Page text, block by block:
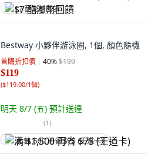
$7 酷澎幣回饋
Bestway 小夥伴游泳圈, 1個, 顏色隨機
首購折扣價 40%$199
$119
($119.00/1個)
明天 8/7 (五) 預計送達
(1)
满 $1,500 再省 $75 (王道卡)